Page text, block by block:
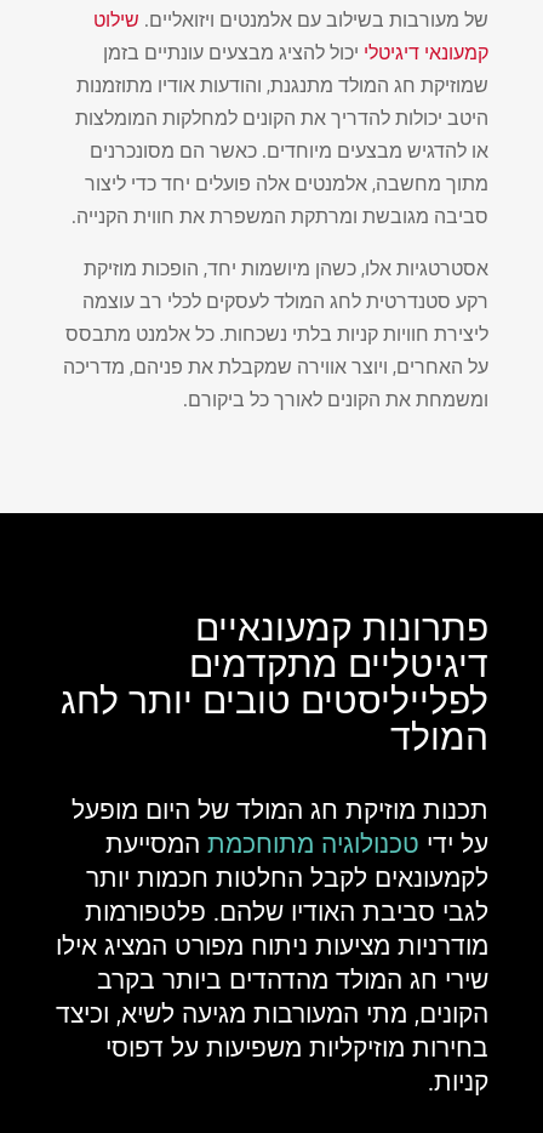
של מעורבות בשילוב עם אלמנטים ויזואליים. שילוט
קמעונאי דיגיטלי יכול להציג מבצעים עונתיים בזמן
שמוזיקת ​​חג המולד מתנגנת, והודעות אודיו מתוזמנות
היטב יכולות להדריך את הקונים למחלקות המומלצות
או להדגיש מבצעים מיוחדים. כאשר הם מסונכרנים
מתוך מחשבה, אלמנטים אלה פועלים יחד כדי ליצור
סביבה מגובשת ומרתקת המשפרת את חווית הקנייה.
אסטרטגיות אלו, כשהן מיושמות יחד, הופכות מוזיקת ​​
רקע סטנדרטית לחג המולד לעסקים לכלי רב עוצמה
ליצירת חוויות קניות בלתי נשכחות. כל אלמנט מתבסס
על האחרים, ויוצר אווירה שמקבלת את פניהם, מדריכה
ומשמחת את הקונים לאורך כל ביקורם.
פתרונות קמעונאיים
דיגיטליים מתקדמים
לפלייליסטים טובים יותר לחג
המולד
תכנות מוזיקת ​​חג המולד של היום מופעל
על ידי טכנולוגיה מתוחכמתהמסייעת
לקמעונאים לקבל החלטות חכמות יותר
לגבי סביבת האודיו שלהם. פלטפורמות
מודרניות מציעות ניתוח מפורט המציג אילו
שירי חג המולד מהדהדים ביותר בקרב
הקונים, מתי המעורבות מגיעה לשיא, וכיצד
בחירות מוזיקליות משפיעות על דפוסי
קניות.